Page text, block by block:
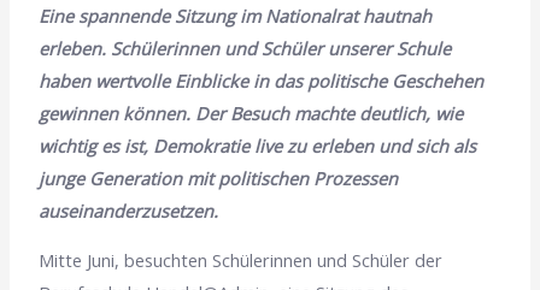
Eine spannende Sitzung im Nationalrat hautnah
erleben. Schülerinnen und Schüler unserer Schule
haben wertvolle Einblicke in das politische Geschehen
gewinnen können. Der Besuch machte deutlich, wie
wichtig es ist, Demokratie live zu erleben und sich als
junge Generation mit politischen Prozessen
auseinanderzusetzen.
Mitte Juni, besuchten Schülerinnen und Schüler der